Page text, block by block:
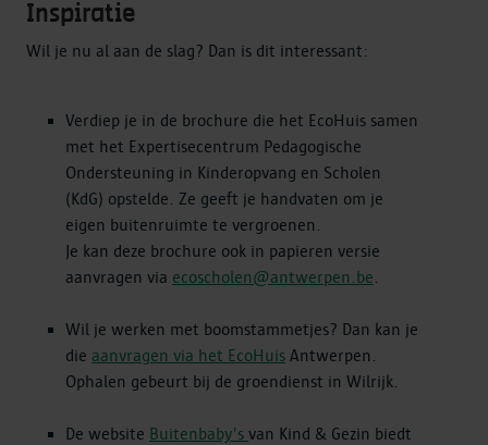
Inspiratie
Wil je nu al aan de slag? Dan is dit interessant:
Verdiep je in de brochure die het EcoHuis samen
met het Expertisecentrum Pedagogische
Ondersteuning in Kinderopvang en Scholen
(KdG) opstelde. Ze geeft je handvaten om je
eigen buitenruimte te vergroenen.
Je kan deze brochure ook in papieren versie
aanvragen via ecoscholen@antwerpen.be.
Wil je werken met boomstammetjes? Dan kan je
die aanvragen via het EcoHuis Antwerpen.
Ophalen gebeurt bij de groendienst in Wilrijk.
De website Buitenbaby's van Kind & Gezin biedt